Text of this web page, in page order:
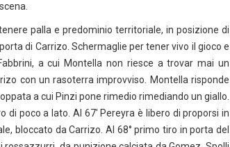
palla e predominio territoriale, in posizione di
di Carrizo. Schermaglie per tener vivo il gioco e
a cui Montella non riesce a trovar mai un
con un rasoterra improvviso. Montella risponde
a cui Pinzi pone rimedio rimediando un giallo.
poco a lato. Al 67′ Pereyra è libero di proporsi in
bloccato da Carrizo. Al 68° primo tiro in porta del